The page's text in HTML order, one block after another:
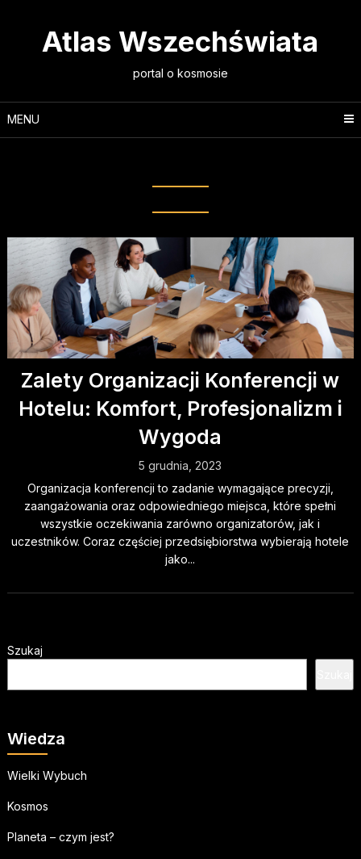
Atlas Wszechświata
portal o kosmosie
MENU
Zalety Organizacji Konferencji w
Hotelu: Komfort, Profesjonalizm i
Wygoda
5 grudnia, 2023
Organizacja konferencji to zadanie wymagające precyzji,
zaangażowania oraz odpowiedniego miejsca, które spełni
wszystkie oczekiwania zarówno organizatorów, jak i
uczestników. Coraz częściej przedsiębiorstwa wybierają hotele
jako...
Szukaj
Wiedza
Wielki Wybuch
Kosmos
Planeta – czym jest?